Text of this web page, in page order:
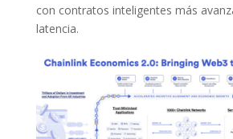
con contratos inteligentes más
latencia.